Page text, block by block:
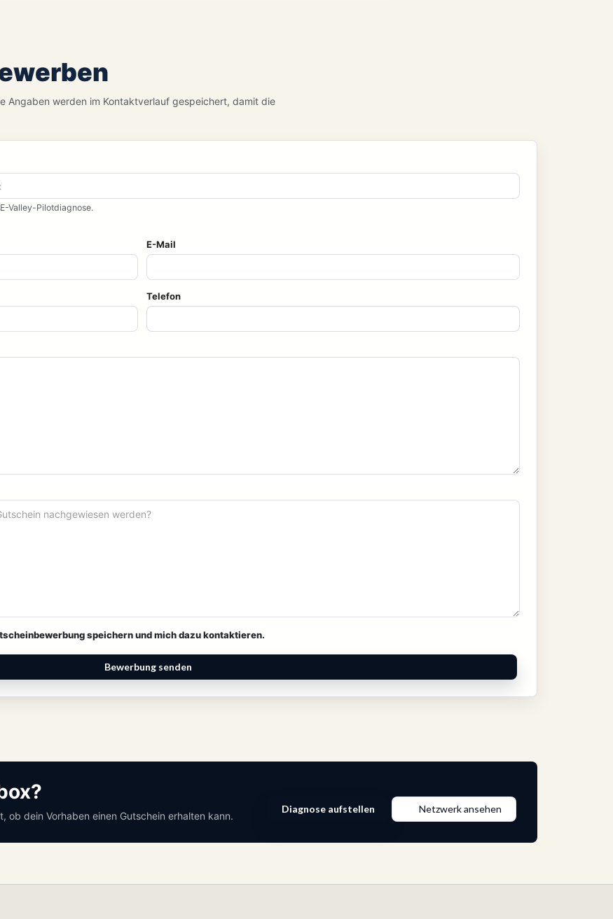
Angaben werden im Kontaktverlauf gespeichert, damit die
Valley-Pilotdiagnose.
E-Mail
Telefon
speichern und mich dazu kontaktieren.
Bewerbung senden
ob dein Vorhaben einen Gutschein erhalten kann.
Diagnose aufstellen Netzwerk ansehen